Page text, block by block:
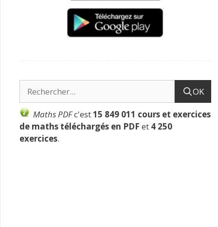
OK
Maths PDFc'est15 849 011 cours et exercices
de maths téléchargés en PDF et 4 250
exercices.